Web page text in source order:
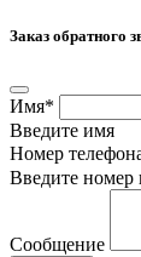
Заказ обратного
Имя*
Введите имя
Номер
Введите номер
Сообщение